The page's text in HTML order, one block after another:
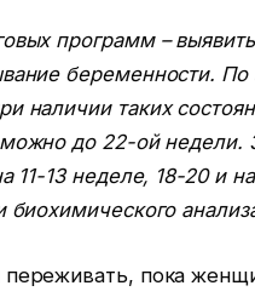
программ –
беременности. По
наличии таких
до 22-ой
11-13 неделе, 18-20 и
биохимического
пока